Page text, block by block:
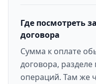
Где посмотреть
договора
Сумма к оплате
договора,
операций. Там же